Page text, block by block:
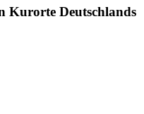
Kurorte Deutschlands